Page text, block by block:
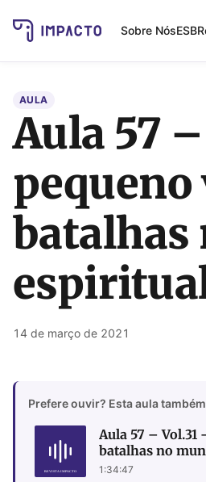
Sobre NósESB
AULA
Aula 57
batalhas
14 de março de 2021
Prefere ouvir? Esta aula
Aula 57 –
batalhas no
1:34:47